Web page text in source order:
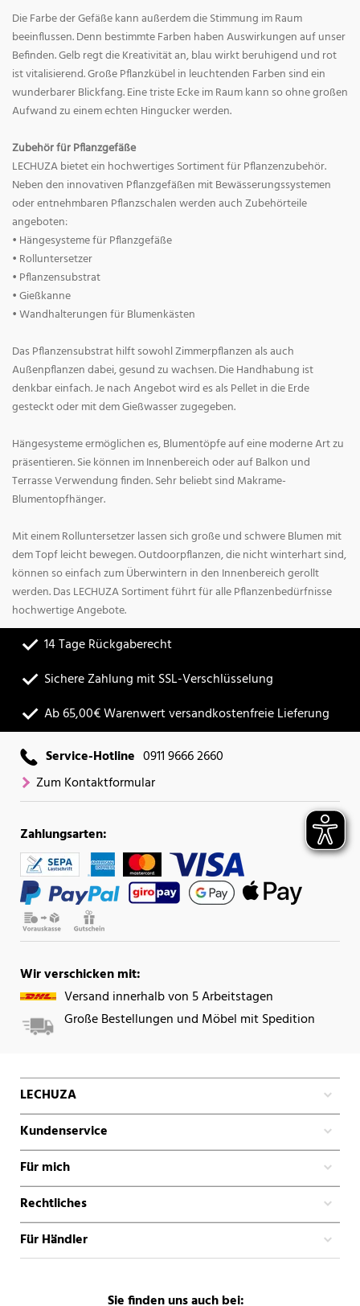
Die Farbe der Gefäße kann außerdem die Stimmung im Raum
beeinflussen. Denn bestimmte Farben haben Auswirkungen auf unser
Befinden. Gelb regt die Kreativität an, blau wirkt beruhigend und rot
ist vitalisierend. Große Pflanzkübel in leuchtenden Farben sind ein
wunderbarer Blickfang. Eine triste Ecke im Raum kann so ohne großen
Aufwand zu einem echten Hingucker werden.
Zubehör für Pflanzgefäße
LECHUZA bietet ein hochwertiges Sortiment für Pflanzenzubehör.
Neben den innovativen Pflanzgefäßen mit Bewässerungssystemen
oder entnehmbaren Pflanzschalen werden auch Zubehörteile
angeboten:
• Hängesysteme für Pflanzgefäße
• Rolluntersetzer
• Pflanzensubstrat
• Gießkanne
• Wandhalterungen für Blumenkästen
Das Pflanzensubstrat hilft sowohl Zimmerpflanzen als auch
Außenpflanzen dabei, gesund zu wachsen. Die Handhabung ist
denkbar einfach. Je nach Angebot wird es als Pellet in die Erde
gesteckt oder mit dem Gießwasser zugegeben.
Hängesysteme ermöglichen es, Blumentöpfe auf eine moderne Art zu
präsentieren. Sie können im Innenbereich oder auf Balkon und
Terrasse Verwendung finden. Sehr beliebt sind Makrame-
Blumentopfhänger.
Mit einem Rolluntersetzer lassen sich große und schwere Blumen mit
dem Topf leicht bewegen. Outdoorpflanzen, die nicht winterhart sind,
können so einfach zum Überwintern in den Innenbereich gerollt
werden. Das LECHUZA Sortiment führt für alle Pflanzenbedürfnisse
hochwertige Angebote.
14 Tage Rückgaberecht
Sichere Zahlung mit SSL-Verschlüsselung
Ab 65,00€ Warenwert versandkostenfreie Lieferung
Service-Hotline 0911 9666 2660
Zum Kontaktformular
Zahlungsarten:
Wir verschicken mit:
Versand innerhalb von 5 Arbeitstagen
Große Bestellungen und Möbel mit Spedition
LECHUZA
Kundenservice
Für mich
Rechtliches
Für Händler
Sie finden uns auch bei: